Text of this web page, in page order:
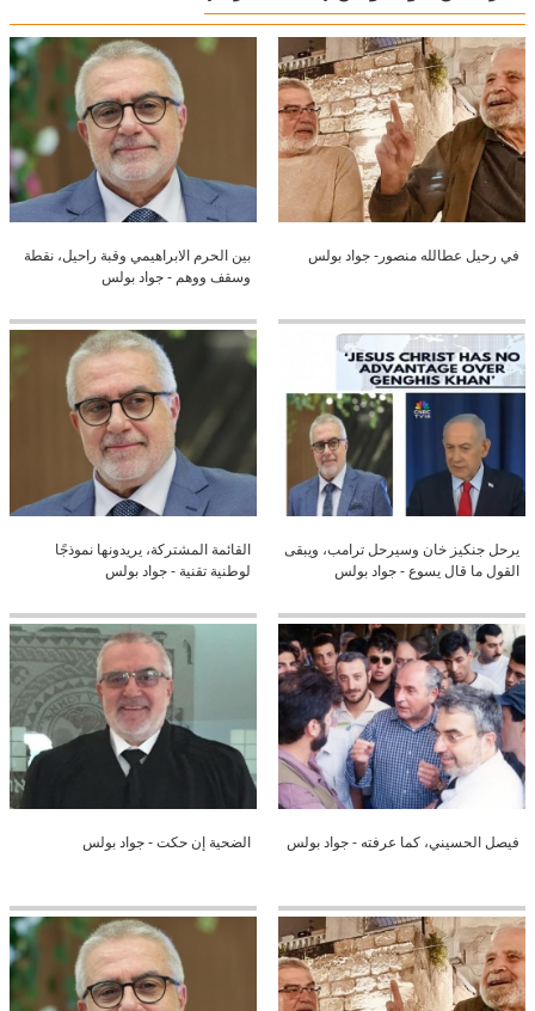
في رحيل عطالله منصور- جواد بولس
بين الحرم الابراهيمي وقبة راحيل، نقطة
وسقف ووهم - جواد بولس
يرحل جنكيز خان وسيرحل ترامب، ويبقى
القول ما قال يسوع - جواد بولس
القائمة المشتركة، يريدونها نموذجًا
لوطنية تقنية - جواد بولس
فيصل الحسيني، كما عرفته - جواد بولس الضحية إن حكت - جواد بولس